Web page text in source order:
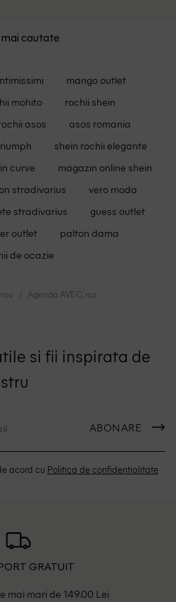
mai cautate
mango outlet
mohito
rochii shein
asos
asos romania
shein rochii elegante
curve
magazin online shein
stradivarius
vero moda
stradivarius
guess outlet
outlet
palton dama
de ocazie
Agenda AVEC, roz
si fii inspirata de
ABONARE
acord cu Politica de confidentialitate
GRATUIT
mai mari de 149.00 Lei